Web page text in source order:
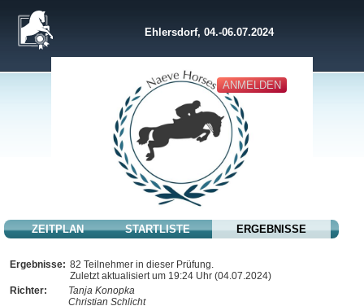
ANMELDEN
Ehlersdorf, 04.-06.07.2024
ZEITPLAN STARTLISTE ERGEBNISSE
Ergebnisse: 82 Teilnehmer in dieser Prüfung.
Zuletzt aktualisiert um 19:24 Uhr (04.07.2024)
Richter:
Tanja Konopka
Christian Schlicht